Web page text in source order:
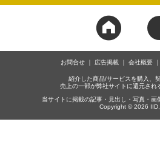
お問合せ 広告掲載 会社概要
紹介した商品/サービスを購入、
売上の一部が弊社サイトに還元され
当サイトに掲載の記事・見出し・写真・画
Copyright © 2026 IID,